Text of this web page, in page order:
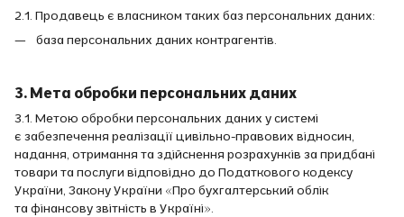
2.1. Продавець є власником таких баз персональних даних:
база персональних даних контрагентів.
3. Мета обробки персональних даних
3.1. Метою обробки персональних даних у системі
є забезпечення реалізації цивільно-правових відносин,
надання, отримання та здійснення розрахунків за придбані
товари та послуги відповідно до Податкового кодексу
України, Закону України «Про бухгалтерський облік
та фінансову звітність в Україні».